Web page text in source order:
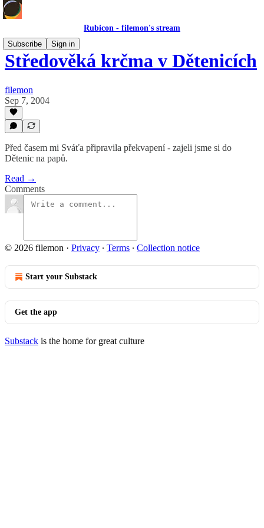
Rubicon - filemon's stream
Subscribe
Sign in
Středověká krčma v Dětenicích
filemon
Sep 7, 2004
Před časem mi Sváťa připravila překvapení - zajeli jsme si do
Dětenic na papů.
Read →
Comments
© 2026 filemon · Privacy ∙ Terms ∙ Collection notice
Start your Substack
Get the app
Substack is the home for great culture